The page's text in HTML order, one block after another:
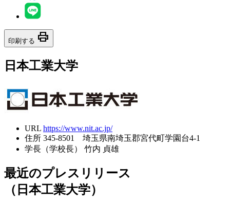
印刷する print
日本工業大学
URL https://www.nit.ac.jp/
住所 345-8501 埼玉県南埼玉郡宮代町学園台4-1
学長（学校長）
竹内 貞雄
最近のプレスリリース
（日本工業大学）